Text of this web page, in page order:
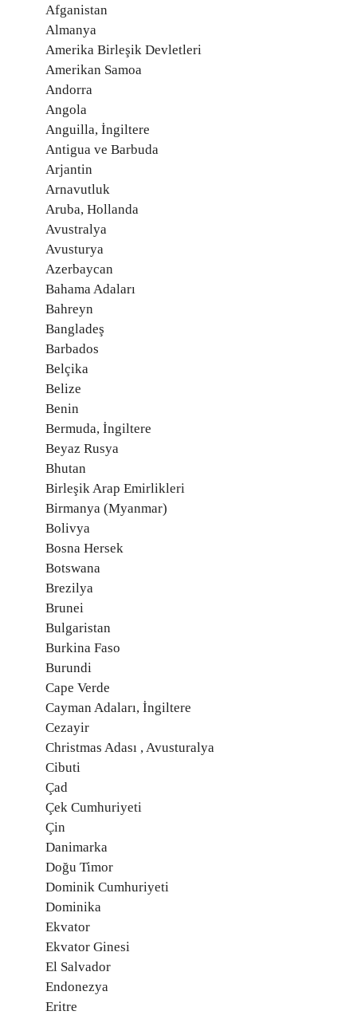
Afganistan
Almanya
Amerika Birleşik Devletleri
Amerikan Samoa
Andorra
Angola
Anguilla, İngiltere
Antigua ve Barbuda
Arjantin
Arnavutluk
Aruba, Hollanda
Avustralya
Avusturya
Azerbaycan
Bahama Adaları
Bahreyn
Bangladeş
Barbados
Belçika
Belize
Benin
Bermuda, İngiltere
Beyaz Rusya
Bhutan
Birleşik Arap Emirlikleri
Birmanya (Myanmar)
Bolivya
Bosna Hersek
Botswana
Brezilya
Brunei
Bulgaristan
Burkina Faso
Burundi
Cape Verde
Cayman Adaları, İngiltere
Cezayir
Christmas Adası , Avusturalya
Cibuti
Çad
Çek Cumhuriyeti
Çin
Danimarka
Doğu Timor
Dominik Cumhuriyeti
Dominika
Ekvator
Ekvator Ginesi
El Salvador
Endonezya
Eritre